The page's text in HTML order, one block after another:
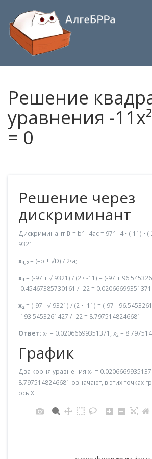
Решение
уравнения -
= 0
Решение через
дискриминант
Дискриминант D = b² - 4ac = 97² - 4 • (-11) •
9321
x1,2 = (–b ± √D) / 2•a;
x1 = (-97 + √ 9321) / (2 • -11) = (-97 +
-0.45467385730161 / -22 = 0.02066699351371
x2 = (-97 - √ 9321) / (2 • -11) = (-97 -
-193.5453261427 / -22 = 8.7975148246681
Ответ:x1 = 0.02066699351371, x2 =
График
Два корня уравнения x1 =
8.7975148246681 означают, в этих точках
ось X